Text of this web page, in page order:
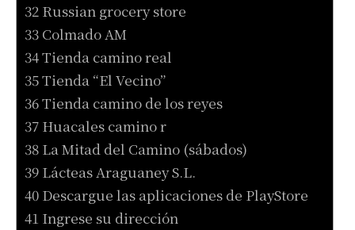
32 Russian grocery store
33 Colmado AM
34 Tienda camino real
35 Tienda “El Vecino”
36 Tienda camino de los reyes
37 Huacales camino r
38 La Mitad del Camino (sábados)
39 Lácteas Araguaney S.L.
40 Descargue las aplicaciones de PlayStore
41 Ingrese su dirección